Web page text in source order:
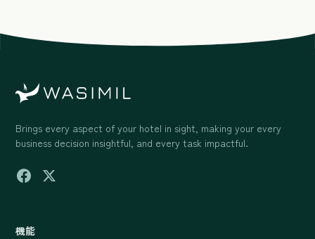
Brings every aspect of your hotel in sight, making your every
business decision insightful, and every task impactful.
機能